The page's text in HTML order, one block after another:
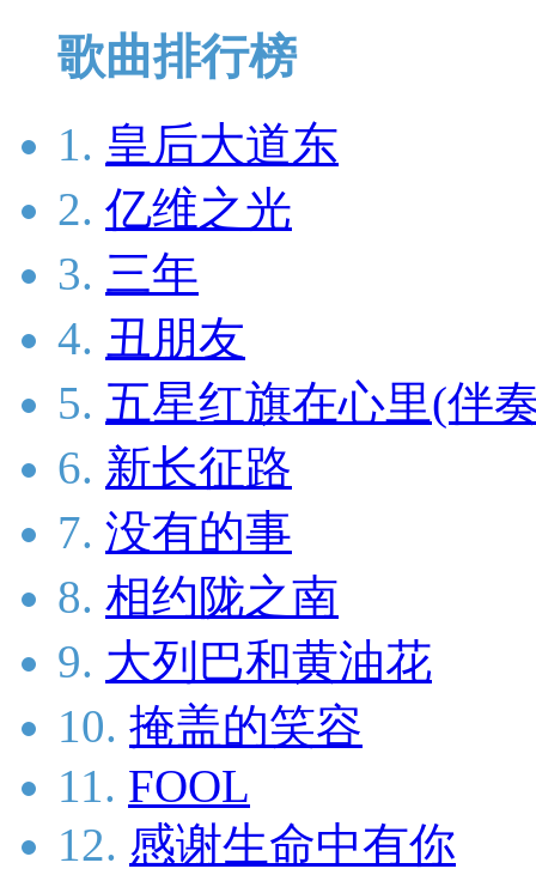
歌曲排行榜
1. 皇后大道东
2. 亿维之光
3. 三年
4. 丑朋友
5. 五星红旗在心里(伴
6. 新长征路
7. 没有的事
8. 相约陇之南
9. 大列巴和黄油花
10. 掩盖的笑容
11. FOOL
12. 感谢生命中有你